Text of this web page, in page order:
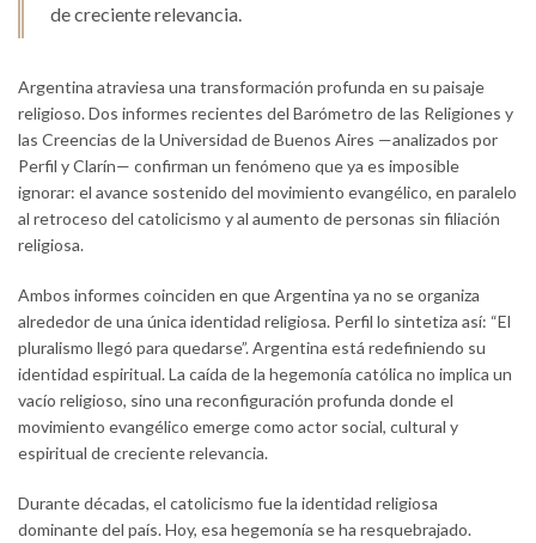
de creciente relevancia.
Argentina atraviesa una transformación profunda en su paisaje
religioso. Dos informes recientes del Barómetro de las Religiones y
las Creencias de la Universidad de Buenos Aires —analizados por
Perfil y Clarín— confirman un fenómeno que ya es imposible
ignorar: el avance sostenido del movimiento evangélico, en paralelo
al retroceso del catolicismo y al aumento de personas sin filiación
religiosa.
Ambos informes coinciden en que Argentina ya no se organiza
alrededor de una única identidad religiosa. Perfil lo sintetiza así: “El
pluralismo llegó para quedarse”. Argentina está redefiniendo su
identidad espiritual. La caída de la hegemonía católica no implica un
vacío religioso, sino una reconfiguración profunda donde el
movimiento evangélico emerge como actor social, cultural y
espiritual de creciente relevancia.
Durante décadas, el catolicismo fue la identidad religiosa
dominante del país. Hoy, esa hegemonía se ha resquebrajado.